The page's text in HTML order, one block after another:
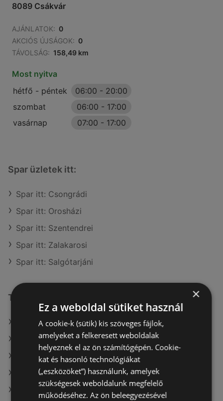
8089 Csákvár
AJÁNLATOK: 0
AKCIÓS ÚJSÁGOK: 0
TÁVOLSÁG: 158,49 km
Most nyitva
hétfő - péntek
06:00 - 20:00
szombat
06:00 - 17:00
vasárnap
07:00 - 17:00
Spar üzletek itt:
Spar itt: Csongrádi
Spar itt: Orosházi
Spar itt: Szentendrei
Spar itt: Zalakarosi
Spar itt: Salgótarjáni
További linkek
A(z) Spar ajánlatai
A(z) Privát ajánlatai
A(z) Privát max ajánlatai
A(z) Auchan aktuális akciós újságjai
A(z) Ecofamily aktuális akciós újságjai
×
Ez a weboldal sütiket használ
A cookie-k (sütik) kis szöveges fájlok,
amelyeket a felkeresett weboldalak
helyeznek el az ön számítógépén. Cookie-
kat és hasonló technológiákat
(„eszközöket”) használunk, amelyek
szükségesek weboldalunk megfelelő
működéséhez. Az ön beleegyezésével